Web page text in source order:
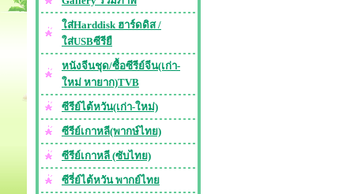
ใส่Harddisk ฮาร์ดดิส /
ใส่USBซีรียื
หนังจีนชุด/ซื้อซีรีย์จีน(เก่า-
ใหม่ หายาก)TVB
ซีรีย์ไต้หวัน(เก่า-ใหม่)
ซีรีย์เกาหลี(พากษ์ไทย)
ซีรีย์เกาหลี (ซับไทย)
ซีรี่ย์ไต้หวัน พากย์ไทย